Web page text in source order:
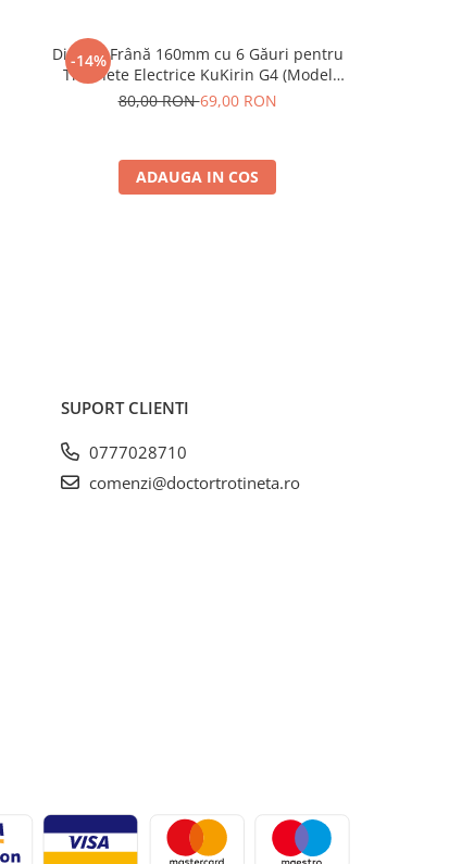
-14%
Disc de Frână 160mm cu 6 Găuri pentru
Trotinete Electrice KuKirin G4 (Model
2025) și KuKirin G2 – Performanță
80,00 RON69,00 RON
ADAUGA IN COS
SUPORT CLIENTI
0777028710
comenzi@doctortrotineta.ro